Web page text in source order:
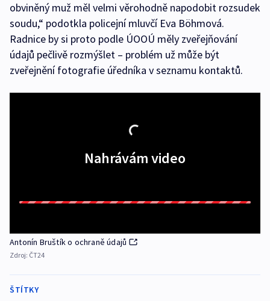
obviněný muž měl velmi věrohodně napodobit rozsudek
soudu,“ podotkla policejní mluvčí Eva Böhmová.
Radnice by si proto podle ÚOOÚ měly zveřejňování
údajů pečlivě rozmýšlet – problém už může být
zveřejnění fotografie úředníka v seznamu kontaktů.
Nahrávám video
Antonín Bruštík o ochraně údajů
Zdroj: ČT24
ŠTÍTKY